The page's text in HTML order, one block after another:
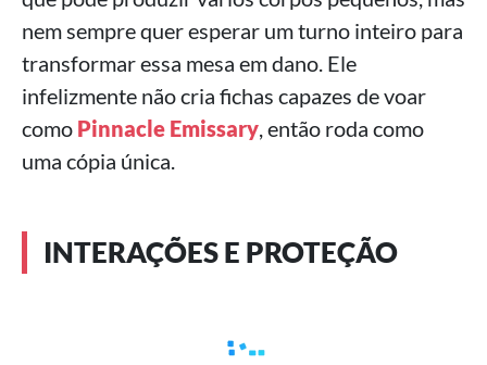
nem sempre quer esperar um turno inteiro para
transformar essa mesa em dano. Ele
infelizmente não cria fichas capazes de voar
como Pinnacle Emissary, então roda como
uma cópia única.
INTERAÇÕES E PROTEÇÃO